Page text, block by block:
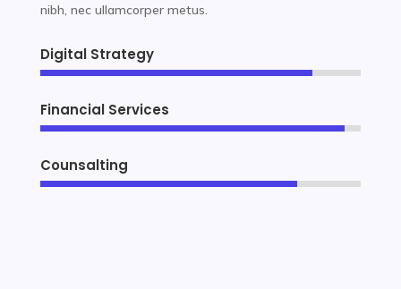
nibh, nec ullamcorper metus.
Digital Strategy
85%
85%
Financial Services
95%
95%
Counsalting
80%
80%